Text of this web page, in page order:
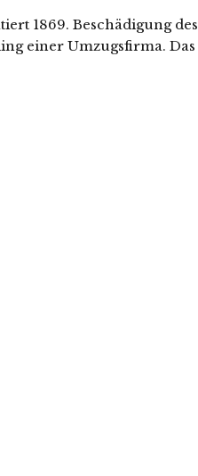
1869. Beschädigung des
einer Umzugsfirma. Das